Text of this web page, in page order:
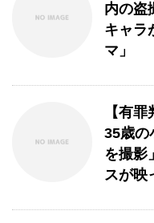
内の盗
キャラ
マ」
【有
35歳の
を撮影
スが映